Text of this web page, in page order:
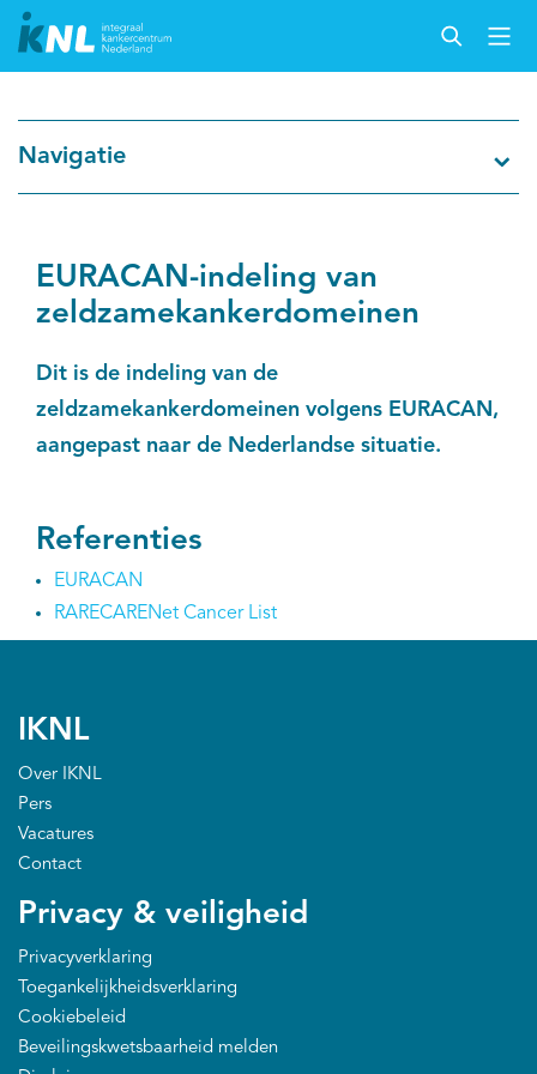
Cijfers over kanker
Over IKNL
Palliatieve zorg
Kankeratlas
Projecten
Trials
Webshop
Navigatie
EURACAN-indeling van
zeldzamekankerdomeinen
Dit is de indeling van de
zeldzamekankerdomeinen volgens EURACAN,
aangepast naar de Nederlandse situatie.
Referenties
EURACAN
RARECARENet Cancer List
IKNL
Over IKNL
Pers
Vacatures
Contact
Privacy & veiligheid
Privacyverklaring
Toegankelijkheidsverklaring
Cookiebeleid
Beveilingskwetsbaarheid melden